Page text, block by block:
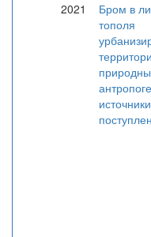
2021
Бром в
тополя
источники